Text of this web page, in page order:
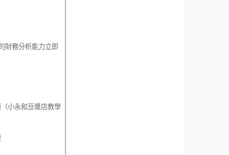
財務分析能力立即
小永和豆漿店教學